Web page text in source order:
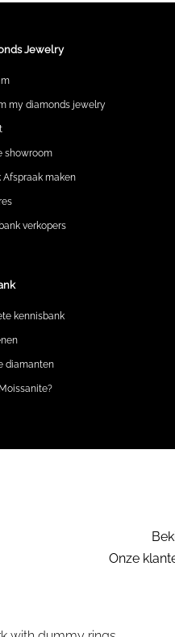
Jewelry
my diamonds jewelry
showroom
Afspraak maken
verkopers
kennisbank
diamanten
Onze